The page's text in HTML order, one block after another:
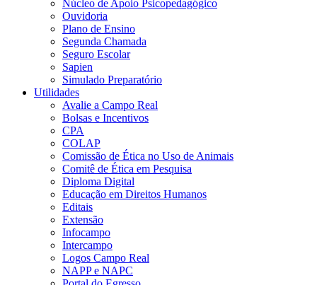
Núcleo de Apoio Psicopedagógico
Ouvidoria
Plano de Ensino
Segunda Chamada
Seguro Escolar
Sapien
Simulado Preparatório
Utilidades
Avalie a Campo Real
Bolsas e Incentivos
CPA
COLAP
Comissão de Ética no Uso de Animais
Comitê de Ética em Pesquisa
Diploma Digital
Educação em Direitos Humanos
Editais
Extensão
Infocampo
Intercampo
Logos Campo Real
NAPP e NAPC